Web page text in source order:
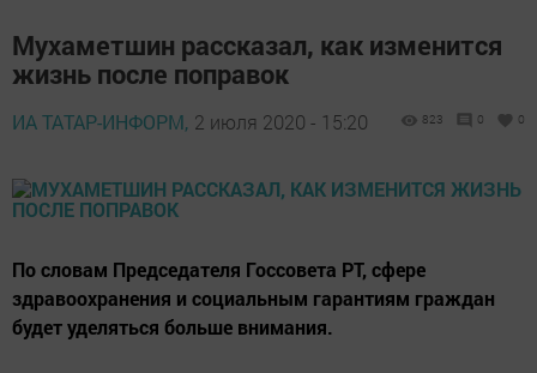
Мухаметшин рассказал, как изменится
жизнь после поправок
ИА ТАТАР-ИНФОРМ, 2 июля 2020 - 15:20 823 0 0
По словам Председателя Госсовета РТ, сфере
здравоохранения и социальным гарантиям граждан
будет уделяться больше внимания.